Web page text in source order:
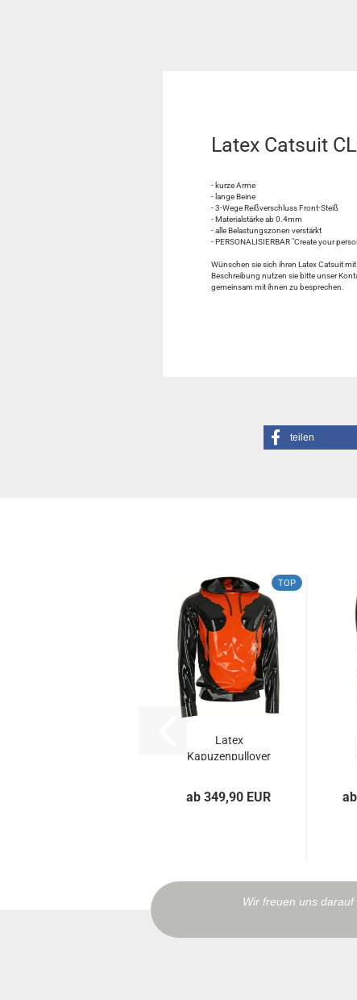
Latex Catsuit
- kurze Arme
- lange Beine
- 3-Wege Reißverschluss Front-Steiß
- Materialstärke ab 0.4mm
- alle Belastungszonen verstärkt
- PERSONALISIERBAR "Create your
Wünschen sie sich ihren Latex Catsuit
Beschreibung nutzen sie bitte unser
gemeinsam mit ihnen zu besprechen.
teilen
TOP
Latex
Kapuzenpullover
ab 349,90 EUR
Wir freuen uns